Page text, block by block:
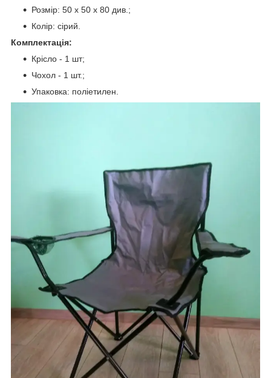
Розмір: 50 х 50 х 80 див.;
Колір: сірий.
Комплектація:
Крісло - 1 шт;
Чохол - 1 шт.;
Упаковка: поліетилен.